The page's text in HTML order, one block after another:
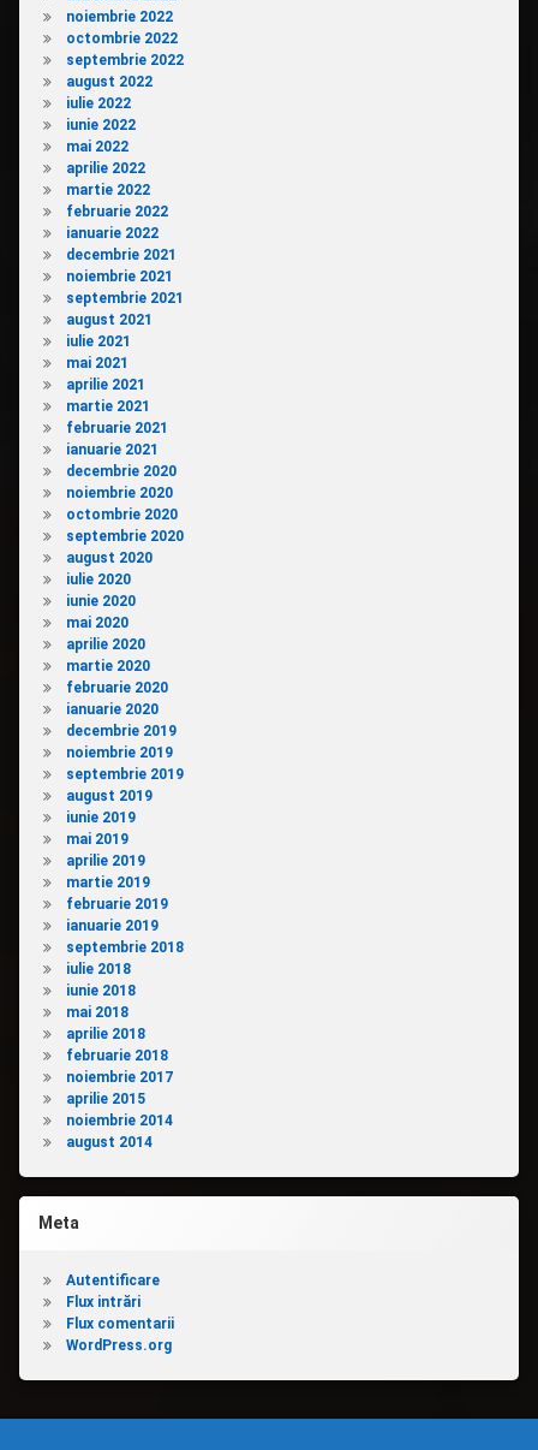
noiembrie 2022
octombrie 2022
septembrie 2022
august 2022
iulie 2022
iunie 2022
mai 2022
aprilie 2022
martie 2022
februarie 2022
ianuarie 2022
decembrie 2021
noiembrie 2021
septembrie 2021
august 2021
iulie 2021
mai 2021
aprilie 2021
martie 2021
februarie 2021
ianuarie 2021
decembrie 2020
noiembrie 2020
octombrie 2020
septembrie 2020
august 2020
iulie 2020
iunie 2020
mai 2020
aprilie 2020
martie 2020
februarie 2020
ianuarie 2020
decembrie 2019
noiembrie 2019
septembrie 2019
august 2019
iunie 2019
mai 2019
aprilie 2019
martie 2019
februarie 2019
ianuarie 2019
septembrie 2018
iulie 2018
iunie 2018
mai 2018
aprilie 2018
februarie 2018
noiembrie 2017
aprilie 2015
noiembrie 2014
august 2014
Meta
Autentificare
Flux intrări
Flux comentarii
WordPress.org